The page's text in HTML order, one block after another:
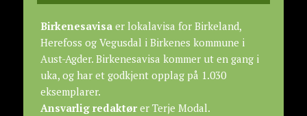
Birkenesavisaer lokalavisa for Birkeland,
Herefoss og Vegusdal i Birkenes kommune i
Aust-Agder. Birkenesavisa kommer ut en gang i
uka, og har et godkjent opplag på 1.030
eksemplarer.
Ansvarlig redaktører Terje Modal.